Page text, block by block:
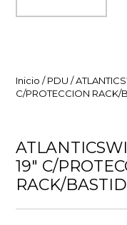
Inicio /PDU /
C/PROTECCION RACK/
19″ C/
RACK/